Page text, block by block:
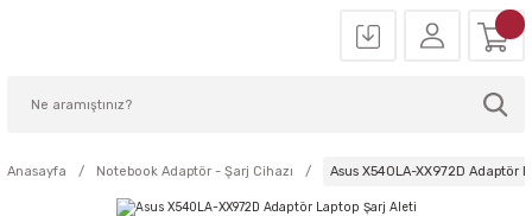
Anasayfa Notebook Adaptör - Şarj Cihazı Asus X540LA-XX972D Adaptör